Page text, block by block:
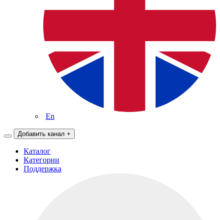
En
Добавить канал +
Каталог
Категории
Поддержка